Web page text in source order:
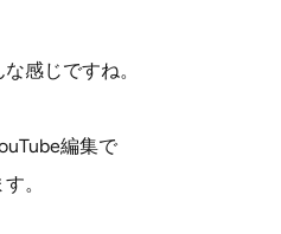
感じですね。
編集で
。